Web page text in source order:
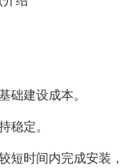
础建设成本。
稳定。
时间内完成安装，